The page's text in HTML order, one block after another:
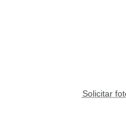
Solicitar